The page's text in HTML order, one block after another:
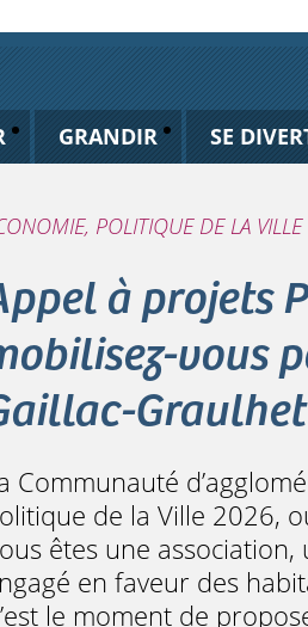
GRANDIR SE
POLITIQUE DE LA VILLE
à projets
vous
Graulhet
Communauté
de la Ville 2026,
êtes une
en faveur des
le moment de